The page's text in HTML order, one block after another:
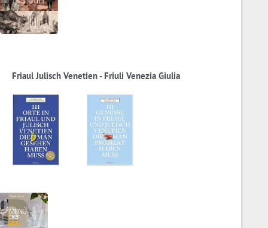
Friaul Julisch Venetien - Friuli Venezia Giulia